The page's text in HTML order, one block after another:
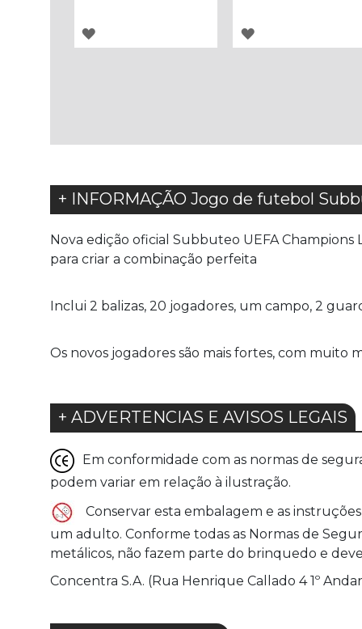
ADICIONAR
DESEJOS
ADICIONAR
DESEJOS
+ INFORMAÇÃO Jogo de futebol
Nova edição oficial Subbuteo UEFA
para criar a combinação perfeita
Inclui 2 balizas, 20 jogadores, um campo, 2
Os novos jogadores são mais fortes, com muito
+ ADVERTENCIAS E AVISOS LEGAIS
Em conformidade com as normas de
podem variar em relação à ilustração.
Conservar esta embalagem e as
um adulto. Conforme todas as Normas de
metálicos, não fazem parte do brinquedo e
Concentra S.A. (Rua Henrique Callado 4 1º